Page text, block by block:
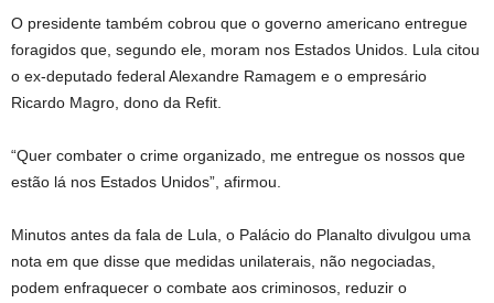
O presidente também cobrou que o governo americano entregue
foragidos que, segundo ele, moram nos Estados Unidos. Lula citou
o ex-deputado federal Alexandre Ramagem e o empresário
Ricardo Magro, dono da Refit.
“Quer combater o crime organizado, me entregue os nossos que
estão lá nos Estados Unidos”, afirmou.
Minutos antes da fala de Lula, o Palácio do Planalto divulgou uma
nota em que disse que medidas unilaterais, não negociadas,
podem enfraquecer o combate aos criminosos, reduzir o